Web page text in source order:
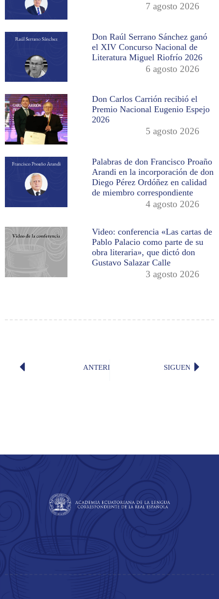
7 agosto 2026
Don Raúl Serrano Sánchez ganó
el XIV Concurso Nacional de
Literatura Miguel Riofrío 2026
6 agosto 2026
Don Carlos Carrión recibió el
Premio Nacional Eugenio Espejo
2026
5 agosto 2026
Palabras de don Francisco Proaño
Arandi en la incorporación de don
Diego Pérez Ordóñez en calidad
de miembro correspondiente
4 agosto 2026
Video: conferencia «Las cartas de
Pablo Palacio como parte de su
obra literaria», que dictó don
Gustavo Salazar Calle
3 agosto 2026
ANTERIOR Poema del día: «Soledad» (María
SIGUENTE